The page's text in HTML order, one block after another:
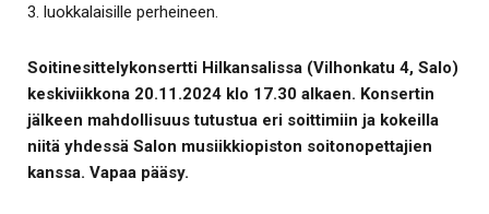
3. luokkalaisille perheineen.
Soitinesittelykonsertti Hilkansalissa (Vilhonkatu 4, Salo)
keskiviikkona 20.11.2024 klo 17.30 alkaen. Konsertin
jälkeen mahdollisuus tutustua eri soittimiin ja kokeilla
niitä yhdessä Salon musiikkiopiston soitonopettajien
kanssa. Vapaa pääsy.